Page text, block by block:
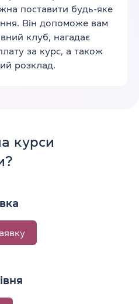
поставити будь-яке
Він допоможе вам
клуб, нагадає
за курс, а також
розклад.
курси